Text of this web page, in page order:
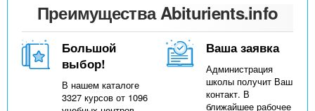
Преимущества Abiturients.info
Большой
выбор!
В нашем каталоге
3327 курсов от 1096
Ваша заявка
Администрация
школы получит Ваш
контакт. В
ближайшее рабочее